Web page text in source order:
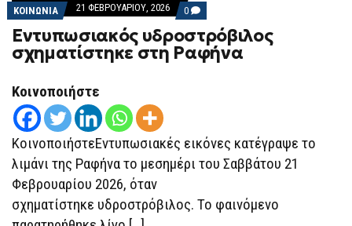
ΚΟΙΝΩΝΙΑ 21 ΦΕΒΡΟΥΑΡΊΟΥ, 2026 0 COMMENTS
ON
ΕΝΤΥΠΩΣΙΑΚΌΣ
ΥΔΡΟΣΤΡΌΒΙΛΟΣ
ΣΧΗΜΑΤΊΣΤΗΚΕ
Εντυπωσιακός υδροστρόβιλος
σχηματίστηκε στη Ραφήνα
Κοινοποιήστε
ΚοινοποιήστεΕντυπωσιακές εικόνες κατέγραψε το
λιμάνι της Ραφήνα το μεσημέρι του Σαββάτου 21
Φεβρουαρίου 2026, όταν
σχηματίστηκε υδροστρόβιλος. Το φαινόμενο